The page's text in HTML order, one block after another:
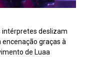
intérpretes deslizam
graças à
de Luaa